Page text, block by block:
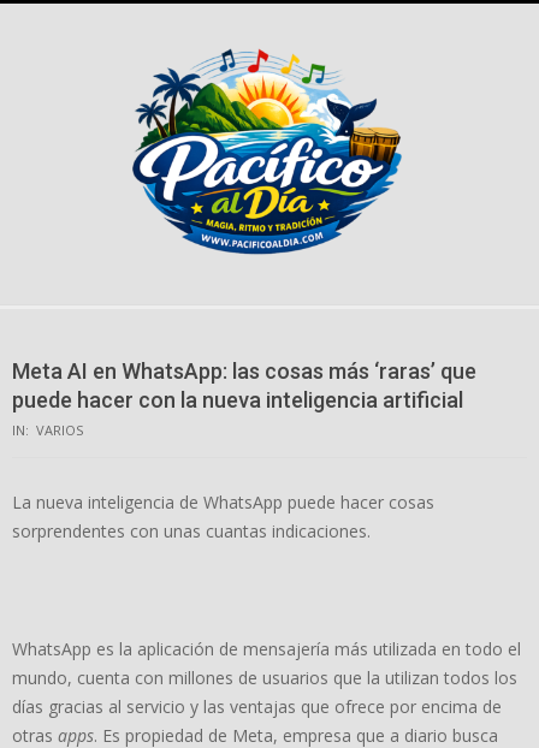
Meta AI en WhatsApp: las cosas más ‘raras’ que
puede hacer con la nueva inteligencia artificial
IN: VARIOS
La nueva inteligencia de WhatsApp puede hacer cosas
sorprendentes con unas cuantas indicaciones.
WhatsApp es la aplicación de mensajería más utilizada en todo el
mundo, cuenta con millones de usuarios que la utilizan todos los
días gracias al servicio y las ventajas que ofrece por encima de
otras apps. Es propiedad de Meta, empresa que a diario busca